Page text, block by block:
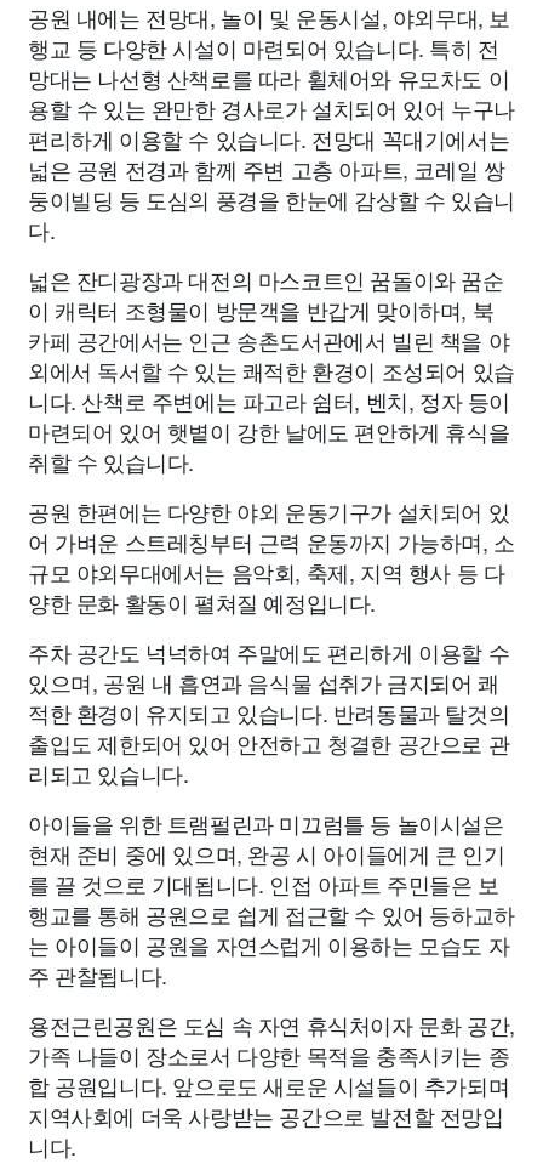
공원 내에는 전망대, 놀이 및 운동시설, 야외무대, 보
행교 등 다양한 시설이 마련되어 있습니다. 특히 전
망대는 나선형 산책로를 따라 휠체어와 유모차도 이
용할 수 있는 완만한 경사로가 설치되어 있어 누구나
편리하게 이용할 수 있습니다. 전망대 꼭대기에서는
넓은 공원 전경과 함께 주변 고층 아파트, 코레일 쌍
둥이빌딩 등 도심의 풍경을 한눈에 감상할 수 있습니
다.
넓은 잔디광장과 대전의 마스코트인 꿈돌이와 꿈순
이 캐릭터 조형물이 방문객을 반갑게 맞이하며, 북
카페 공간에서는 인근 송촌도서관에서 빌린 책을 야
외에서 독서할 수 있는 쾌적한 환경이 조성되어 있습
니다. 산책로 주변에는 파고라 쉼터, 벤치, 정자 등이
마련되어 있어 햇볕이 강한 날에도 편안하게 휴식을
취할 수 있습니다.
공원 한편에는 다양한 야외 운동기구가 설치되어 있
어 가벼운 스트레칭부터 근력 운동까지 가능하며, 소
규모 야외무대에서는 음악회, 축제, 지역 행사 등 다
양한 문화 활동이 펼쳐질 예정입니다.
주차 공간도 넉넉하여 주말에도 편리하게 이용할 수
있으며, 공원 내 흡연과 음식물 섭취가 금지되어 쾌
적한 환경이 유지되고 있습니다. 반려동물과 탈것의
출입도 제한되어 있어 안전하고 청결한 공간으로 관
리되고 있습니다.
아이들을 위한 트램펄린과 미끄럼틀 등 놀이시설은
현재 준비 중에 있으며, 완공 시 아이들에게 큰 인기
를 끌 것으로 기대됩니다. 인접 아파트 주민들은 보
행교를 통해 공원으로 쉽게 접근할 수 있어 등하교하
는 아이들이 공원을 자연스럽게 이용하는 모습도 자
주 관찰됩니다.
용전근린공원은 도심 속 자연 휴식처이자 문화 공간,
가족 나들이 장소로서 다양한 목적을 충족시키는 종
합 공원입니다. 앞으로도 새로운 시설들이 추가되며
지역사회에 더욱 사랑받는 공간으로 발전할 전망입
니다.